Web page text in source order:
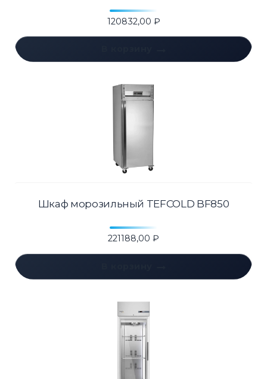
120832,00 ₽
Шкаф морозильный TEFCOLD BF850
221188,00 ₽